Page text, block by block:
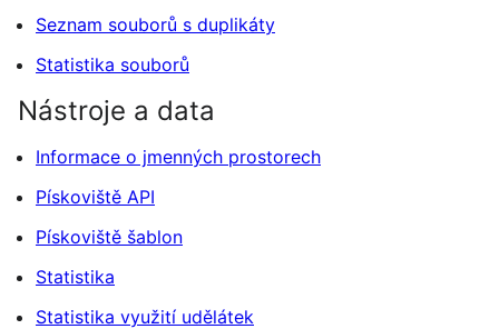
Seznam souborů s duplikáty
Statistika souborů
Nástroje a data
Informace o jmenných prostorech
Pískoviště API
Pískoviště šablon
Statistika
Statistika využití udělátek